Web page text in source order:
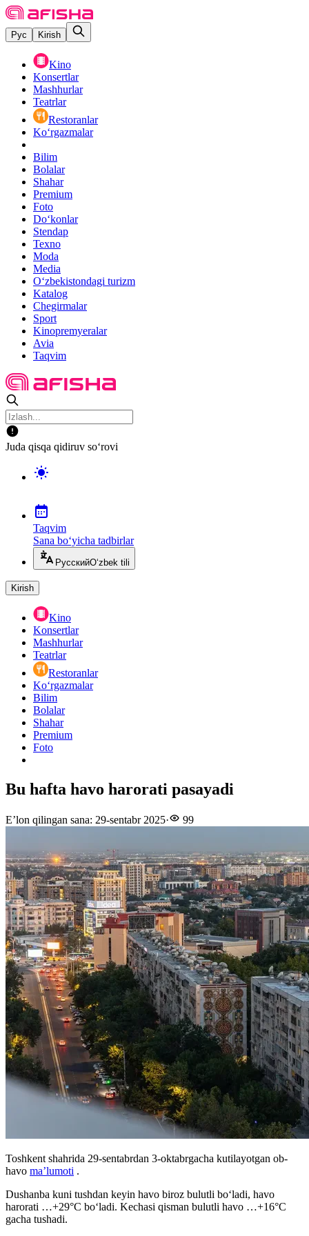
Рус Kirish
Kino
Konsertlar
Mashhurlar
Teatrlar
Restoranlar
Ko‘rgazmalar
Bilim
Bolalar
Shahar
Premium
Foto
Do‘konlar
Stendap
Texno
Moda
Media
O‘zbekistondagi turizm
Katalog
Chegirmalar
Sport
Kinopremyeralar
Avia
Taqvim
Juda qisqa qidiruv so‘rovi
Taqvim
Sana bo‘yicha tadbirlar
РусскийO‘zbek tili
Kirish
Kino
Konsertlar
Mashhurlar
Teatrlar
Restoranlar
Ko‘rgazmalar
Bilim
Bolalar
Shahar
Premium
Foto
Bu hafta havo harorati pasayadi
E’lon qilingan sana: 29-sentabr 2025· 99
Toshkent shahrida 29-sentabrdan 3-oktabrgacha kutilayotgan ob-
havo maʼlumoti .
Dushanba kuni tushdan keyin havo biroz bulutli boʻladi, havo
harorati …+29°C boʻladi. Kechasi qisman bulutli havo …+16°C
gacha tushadi.